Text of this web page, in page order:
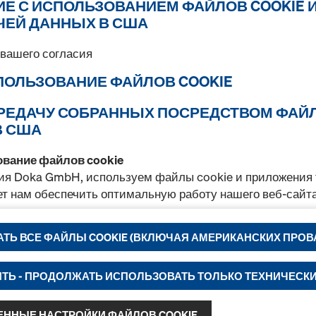
30mm birch plywood
Прочная фанера с
сторон. Одна сторона
незначительными
Подходит для бетонных
Количество
Фанера берёзовая
1250x2500мм
Арт.730303840
✔ Тёмно-коричневая
С ИСПОЛЬЗОВАНИЕМ ФАЙЛОВ COOKIE
ДАННЫХ В США
согласия
ФАЙЛОВ COOKIE
СОБРАННЫХ ПОСРЕДСТВОМ
США
файлов cookie
Doka GmbH, используем файлы cookie и приложения
нам обеспечить оптимальную работу нашего веб-
улучшения функциональных возможностей
удобного использования интернет-магазина Doka,
подходящей рекламы для вас в качестве
платформах.
ВСЕ ФАЙЛЫ COOKIE (ВКЛЮЧАЯ АМЕРИКАНСКИХ
- ПРОДОЛЖАТЬ ИСПОЛЬЗОВАТЬ ТОЛЬКО